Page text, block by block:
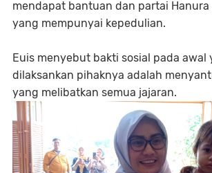
mendapat bantuan dan partai
yang mempunyai kepedulian.
Euis menyebut bakti sosial pada awal
dilaksankan pihaknya adalah
yang melibatkan semua jajaran.